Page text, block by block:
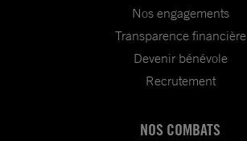
Nos engagements
Transparence financière
Devenir bénévole
Recrutement
NOS COMBATS